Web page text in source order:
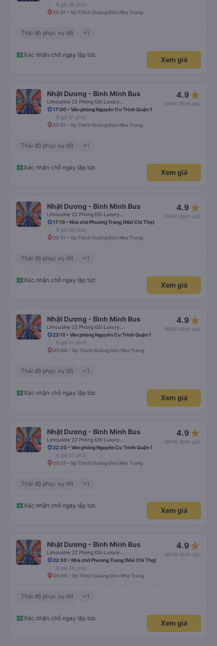
6 giờ 36 phút
20:51 • Vp Thích Quảng Đức Nha Trang
Thái độ phục vụ tốt +1
Xác nhận chỗ ngay lập tức
Xem giá
Nhật Dương - Bình Minh Bus 4.9 star_rate
(8640 đánh giá)
17:00 • Văn phòng Nguyễn Cư Trinh Quận 1
6 giờ 51 phút
23:51 • Vp Thích Quảng Đức Nha Trang
Thái độ phục vụ tốt +1
Xác nhận chỗ ngay lập tức
Xem giá
Nhật Dương - Bình Minh Bus 4.9 star_rate
(8640 đánh giá)
17:15 • Nhà chờ Phương Trang (Mai Chí Thọ)
6 giờ 36 phút
23:51 • Vp Thích Quảng Đức Nha Trang
Thái độ phục vụ tốt +1
Xác nhận chỗ ngay lập tức
Xem giá
Nhật Dương - Bình Minh Bus 4.9 star_rate
(8640 đánh giá)
22:15 • Văn phòng Nguyễn Cư Trinh Quận 1
6 giờ 51 phút
05:06 • Vp Thích Quảng Đức Nha Trang
Thái độ phục vụ tốt +1
Xác nhận chỗ ngay lập tức
Xem giá
Nhật Dương - Bình Minh Bus 4.9 star_rate
(8640 đánh giá)
22:30 • Văn phòng Nguyễn Cư Trinh Quận 1
6 giờ 51 phút
05:21 • Vp Thích Quảng Đức Nha Trang
Thái độ phục vụ tốt +1
Xác nhận chỗ ngay lập tức
Xem giá
Nhật Dương - Bình Minh Bus 4.9 star_rate
(8640 đánh giá)
22:30 • Nhà chờ Phương Trang (Mai Chí Thọ)
6 giờ 36 phút
05:06 • Vp Thích Quảng Đức Nha Trang
Thái độ phục vụ tốt +1
Xác nhận chỗ ngay lập tức
Xem giá